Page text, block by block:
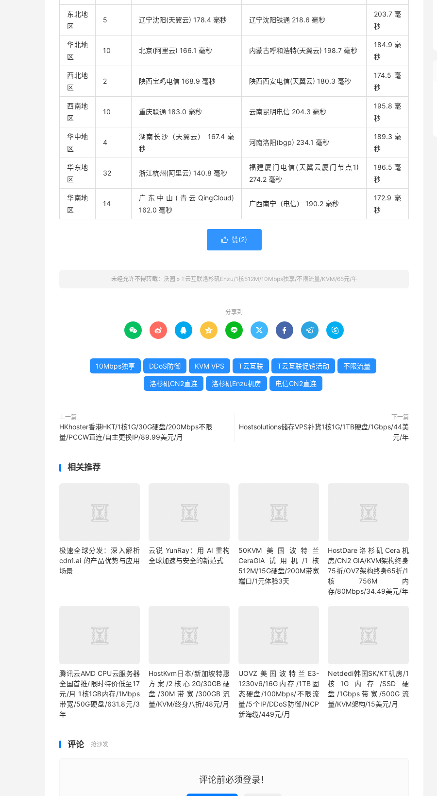
东北地
区
5 辽宁沈阳(天翼云) 178.4 毫秒 辽宁沈阳铁通 218.6 毫秒
203.7 毫
秒
华北地
区
10 北京(阿里云) 166.1 毫秒 内蒙古呼和浩特(天翼云) 198.7 毫秒
184.9 毫
秒
西北地
区
2 陕西宝鸡电信 168.9 毫秒 陕西西安电信(天翼云) 180.3 毫秒
174.5 毫
秒
西南地
区
10 重庆联通 183.0 毫秒 云南昆明电信 204.3 毫秒
195.8 毫
秒
华中地
区
4
湖南长沙（天翼云） 167.4 毫
秒
河南洛阳(bgp) 234.1 毫秒
189.3 毫
秒
华东地
区
32 浙江杭州(阿里云) 140.8 毫秒
福建厦门电信(天翼云厦门节点1)
274.2 毫秒
186.5 毫
秒
华南地
区
14
广东中山(青云QingCloud)
162.0 毫秒
广西南宁（电信） 190.2 毫秒
172.9 毫
秒
 赞(2)
未经允许不得转载： 沃园 » T云互联洛杉矶Enzu/1核512M/10Mbps独享/不限流量/KVM/65元/年
分享到
        
10Mbps独享 DDoS防御 KVM VPS T云互联 T云互联促销活动 不限流量
洛杉矶CN2直连 洛杉矶Enzu机房 电信CN2直连
上一篇
HKhoster香港HKT/1核1G/30G硬盘/200Mbps不限
量/PCCW直连/自主更换IP/89.99美元/月
下一篇
Hostsolutions储存VPS补货1核1G/1TB硬盘/1Gbps/44美
元/年
相关推荐
极速全球分发：深入解析
cdn1.ai 的产品优势与应用
场景
云锐 YunRay：用 AI 重构
全球加速与安全的新范式
50KVM美国波特兰
CeraGIA试用机/1核
512M/15G硬盘/200M带宽
端口/1元体验3天
HostDare洛杉矶Cera机
房/CN2 GIA/KVM架构终身
75折/OVZ架构终身65折/1
核756M内
存/80Mbps/34.49美元/年
腾讯云AMD CPU云服务器
全国首推/限时特价低至17
元/月 1核1GB内存/1Mbps
带宽/50G硬盘/631.8元/3
年
HostKvm日本/新加坡特惠
方案/2核心2G/30GB硬
盘/30M带宽/300GB流
量/KVM/终身八折/48元/月
UOVZ美国波特兰E3-
1230v6/16G内存/1TB固
态硬盘/100Mbps/不限流
量/5个IP/DDoS防御/NCP
新海缆/449元/月
Netdedi韩国SK/KT机房/1
核1G内存/SSD硬
盘/1Gbps带宽/500G流
量/KVM架构/15美元/月
评论 抢沙发
评论前必须登录！